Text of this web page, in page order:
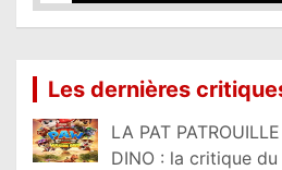
Les dernières
LA PAT
DINO : la critique